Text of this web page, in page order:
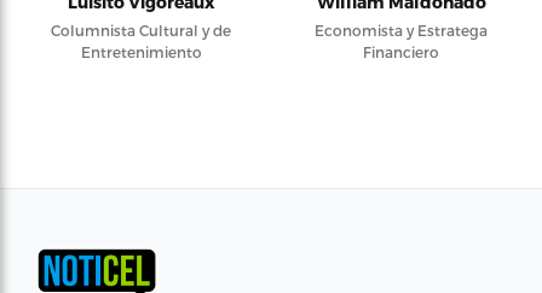
Columnista Cultural y de
Entretenimiento
Economista y Estratega
Financiero